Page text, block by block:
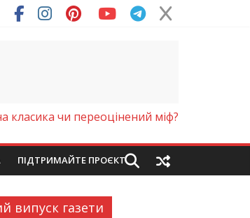
класика чи переоцінений міф?
ПІДТРИМАЙТЕ ПРОЄКТ
випуск газети